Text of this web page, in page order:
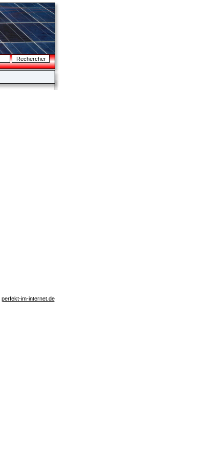
perfekt-im-internet.de